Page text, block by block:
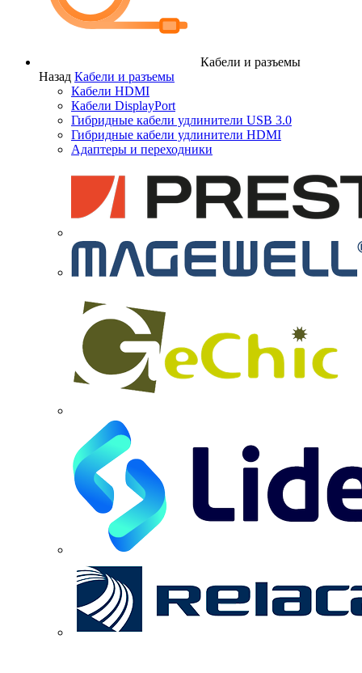
Кабели и разъемы
Назад Кабели и разъемы
Кабели HDMI
Кабели DisplayPort
Гибридные кабели удлинители USB 3.0
Гибридные кабели удлинители HDMI
Адаптеры и переходники